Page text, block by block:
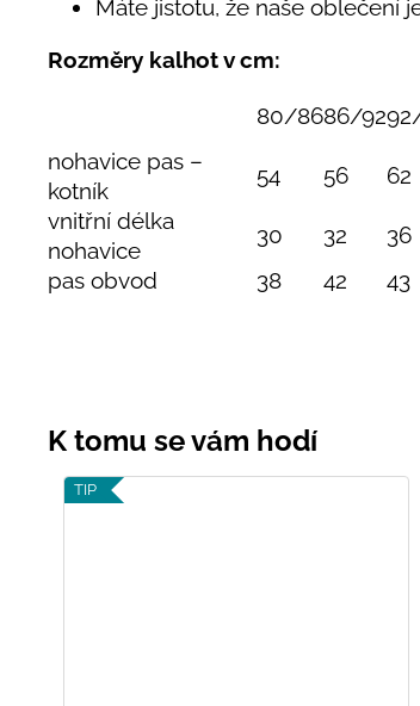
Máte jistotu, že naše oblečení
Rozměry kalhot v cm:
80/8686/92
nohavice pas –
kotník
54 56 62
vnitřní délka
nohavice
30 32 36
pas obvod
38 42 43
TIP